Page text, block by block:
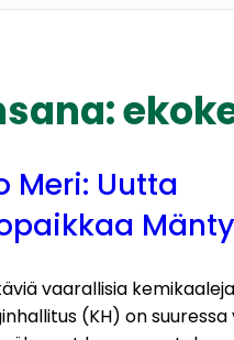
Meri: Uutta
vaarallisia
(KH) on suuressa